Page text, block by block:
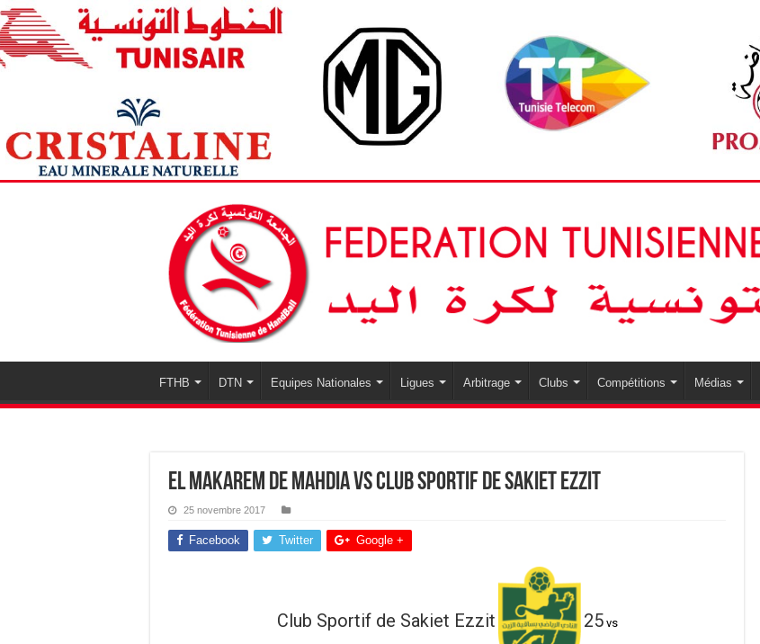
FTHB DTN Equipes Nationales Ligues Arbitrage Clubs Compétitions Médias
El Makarem de Mahdia vs Club Sportif de Sakiet Ezzit
25 novembre 2017
Facebook Twitter Google +
Club Sportif de Sakiet Ezzit 25vs